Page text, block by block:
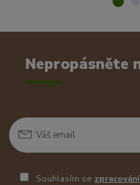
Nepropásněte
Souhlasím se